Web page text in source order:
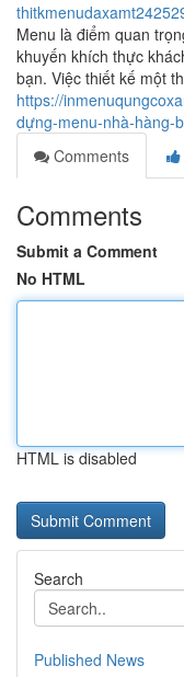
Menu là điểm quan
khuyến khích thực
bạn. Việc thiết kế một
https://
dựng-menu-nhà-hàng-
Comments
Comments
Submit a Comment
No HTML
HTML is disabled
Search
Published News